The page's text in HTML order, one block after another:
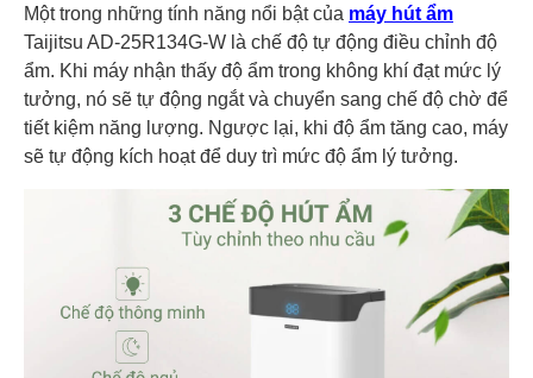
Một trong những tính năng nổi bật của máy hút ẩm
Taijitsu AD-25R134G-W là chế độ tự động điều chỉnh độ
ẩm. Khi máy nhận thấy độ ẩm trong không khí đạt mức lý
tưởng, nó sẽ tự động ngắt và chuyển sang chế độ chờ để
tiết kiệm năng lượng. Ngược lại, khi độ ẩm tăng cao, máy
sẽ tự động kích hoạt để duy trì mức độ ẩm lý tưởng.